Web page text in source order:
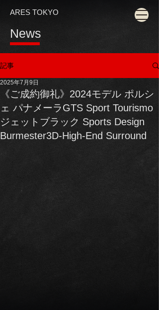
ARES TOKYO
News
記事
《ご成約御礼》2024モデル ポルシ
ェ パナメーラGTS Sport Tourismo
ジェットブラック Sports Design
Burmester3D-High-End Surround
2025年7月9日